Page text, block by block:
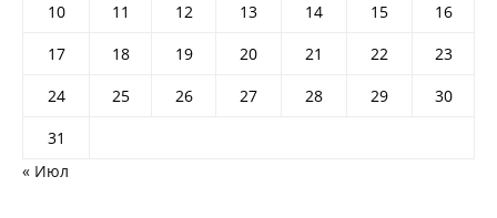
10
11 12 13 14 15
16
17
18 19 20 21 22
23
24
25 26 27 28 29
30
31
« Июл